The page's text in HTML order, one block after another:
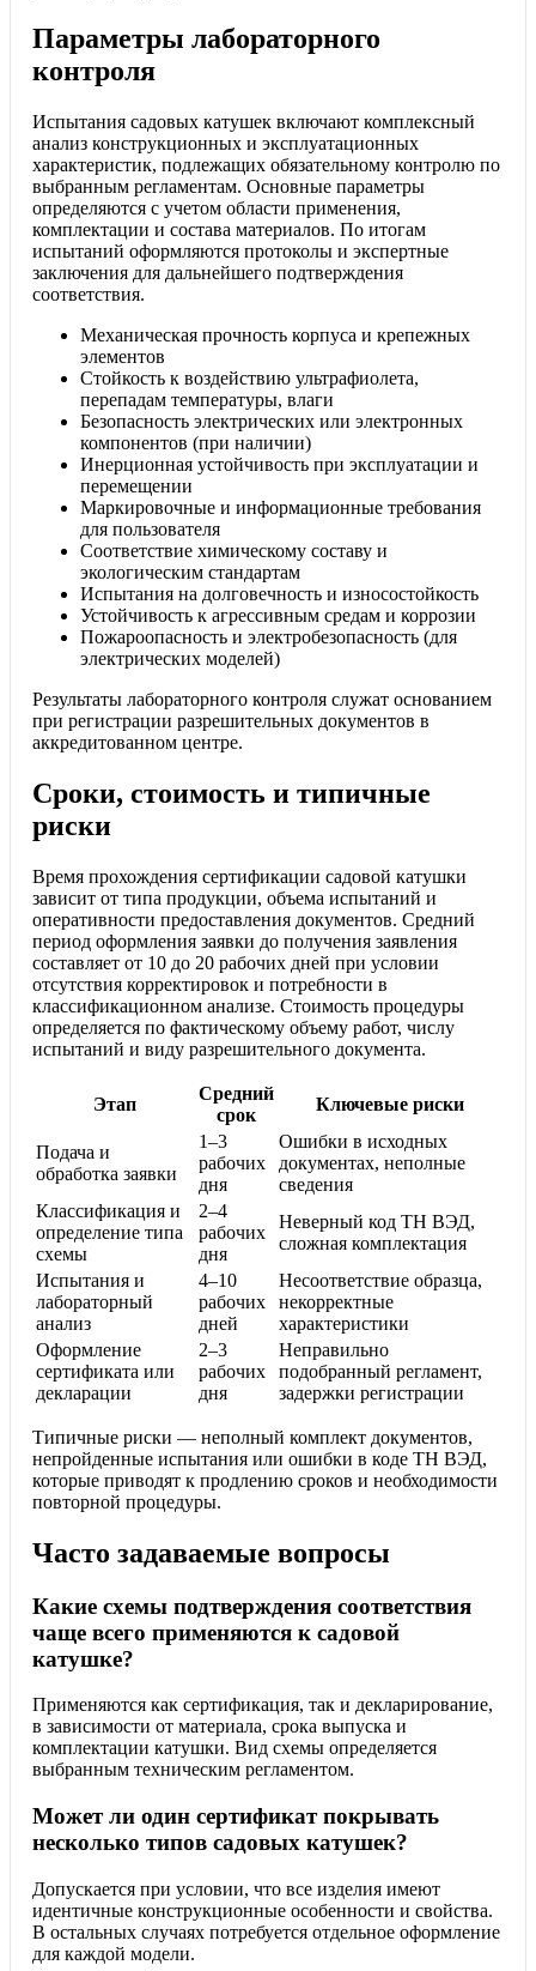
Параметры лабораторного
контроля
Испытания садовых катушек включают комплексный
анализ конструкционных и эксплуатационных
характеристик, подлежащих обязательному контролю по
выбранным регламентам. Основные параметры
определяются с учетом области применения,
комплектации и состава материалов. По итогам
испытаний оформляются протоколы и экспертные
заключения для дальнейшего подтверждения
соответствия.
Механическая прочность корпуса и крепежных
элементов
Стойкость к воздействию ультрафиолета,
перепадам температуры, влаги
Безопасность электрических или электронных
компонентов (при наличии)
Инерционная устойчивость при эксплуатации и
перемещении
Маркировочные и информационные требования
для пользователя
Соответствие химическому составу и
экологическим стандартам
Испытания на долговечность и износостойкость
Устойчивость к агрессивным средам и коррозии
Пожароопасность и электробезопасность (для
электрических моделей)
Результаты лабораторного контроля служат основанием
при регистрации разрешительных документов в
аккредитованном центре.
Сроки, стоимость и типичные
риски
Время прохождения сертификации садовой катушки
зависит от типа продукции, объема испытаний и
оперативности предоставления документов. Средний
период оформления заявки до получения заявления
составляет от 10 до 20 рабочих дней при условии
отсутствия корректировок и потребности в
классификационном анализе. Стоимость процедуры
определяется по фактическому объему работ, числу
испытаний и виду разрешительного документа.
Этап
Средний
срок
Ключевые риски
Подача и
обработка заявки
1–3
рабочих
дня
Ошибки в исходных
документах, неполные
сведения
Классификация и
определение типа
схемы
2–4
рабочих
дня
Неверный код ТН ВЭД,
сложная комплектация
Испытания и
лабораторный
анализ
4–10
рабочих
дней
Несоответствие образца,
некорректные
характеристики
Оформление
сертификата или
декларации
2–3
рабочих
дня
Неправильно
подобранный регламент,
задержки регистрации
Типичные риски — неполный комплект документов,
непройденные испытания или ошибки в коде ТН ВЭД,
которые приводят к продлению сроков и необходимости
повторной процедуры.
Часто задаваемые вопросы
Какие схемы подтверждения соответствия
чаще всего применяются к садовой
катушке?
Применяются как сертификация, так и декларирование,
в зависимости от материала, срока выпуска и
комплектации катушки. Вид схемы определяется
выбранным техническим регламентом.
Может ли один сертификат покрывать
несколько типов садовых катушек?
Допускается при условии, что все изделия имеют
идентичные конструкционные особенности и свойства.
В остальных случаях потребуется отдельное оформление
для каждой модели.